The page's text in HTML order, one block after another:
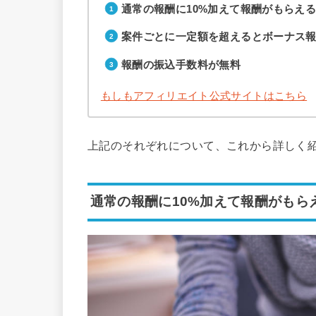
通常の報酬に10%加えて報酬がもらえ
案件ごとに一定額を超えるとボーナス
報酬の振込手数料が無料
もしもアフィリエイト公式サイトはこちら
上記のそれぞれについて、これから詳しく
通常の報酬に10%加えて報酬がもら